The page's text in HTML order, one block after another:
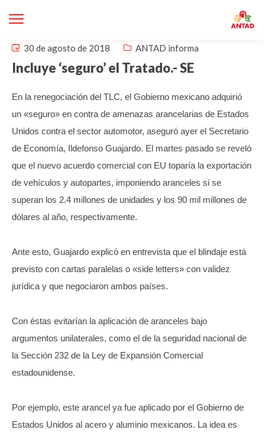
30 de agosto de 2018 ANTAD informa
Incluye ‘seguro’ el Tratado.- SE
En la renegociación del TLC, el Gobierno mexicano adquirió
un «seguro» en contra de amenazas arancelarias de Estados
Unidos contra el sector automotor, aseguró ayer el Secretario
de Economía, Ildefonso Guajardo. El martes pasado se reveló
que el nuevo acuerdo comercial con EU toparía la exportación
de vehículos y autopartes, imponiendo aranceles si se
superan los 2.4 millones de unidades y los 90 mil millones de
dólares al año, respectivamente.
Ante esto, Guajardo explicó en entrevista que el blindaje está
previsto con cartas paralelas o «side letters» con validez
jurídica y que negociaron ambos países.
Con éstas evitarían la aplicación de aranceles bajo
argumentos unilaterales, como el de la seguridad nacional de
la Sección 232 de la Ley de Expansión Comercial
estadounidense.
Por ejemplo, este arancel ya fue aplicado por el Gobierno de
Estados Unidos al acero y aluminio mexicanos. La idea es